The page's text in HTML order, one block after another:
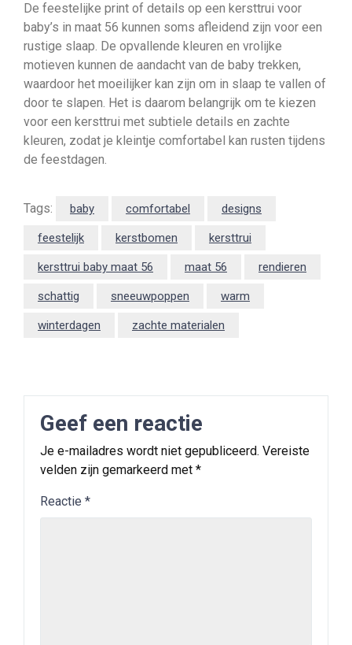
De feestelijke print of details op een kersttrui voor
baby’s in maat 56 kunnen soms afleidend zijn voor een
rustige slaap. De opvallende kleuren en vrolijke
motieven kunnen de aandacht van de baby trekken,
waardoor het moeilijker kan zijn om in slaap te vallen of
door te slapen. Het is daarom belangrijk om te kiezen
voor een kersttrui met subtiele details en zachte
kleuren, zodat je kleintje comfortabel kan rusten tijdens
de feestdagen.
Tags: baby comfortabel designs
feestelijk kerstbomen kersttrui
kersttrui baby maat 56 maat 56 rendieren
schattig sneeuwpoppen warm
winterdagen zachte materialen
Geef een reactie
Je e-mailadres wordt niet gepubliceerd. Vereiste
velden zijn gemarkeerd met *
Reactie *